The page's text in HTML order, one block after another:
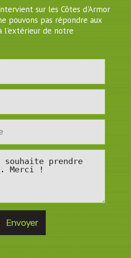
sur les Côtes d'Armor
pouvons pas répondre aux
l'extérieur de notre